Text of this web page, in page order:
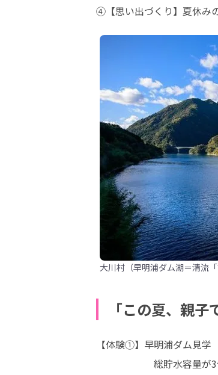
④【思い出づくり】夏休み
大川村（早明浦ダム湖＝清流「
「この夏、親子
【体験①】早明浦ダム見学
総貯水容量が3億1,600